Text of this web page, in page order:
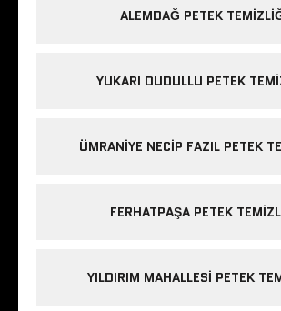
ALEMDAĞ PETEK
YUKARI DUDULLU PETEK
ÜMRANIYE NECIP FAZIL PETEK
FERHATPAŞA PETEK
YILDIRIM MAHALLESI PETEK